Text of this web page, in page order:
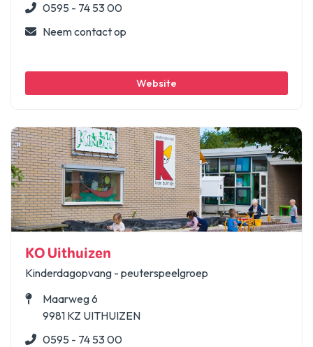
0595 - 74 53 00
Neem contact op
Website
KO Uithuizen
Kinderdagopvang - peuterspeelgroep
Maarweg 6
9981 KZ UITHUIZEN
0595 - 74 53 00